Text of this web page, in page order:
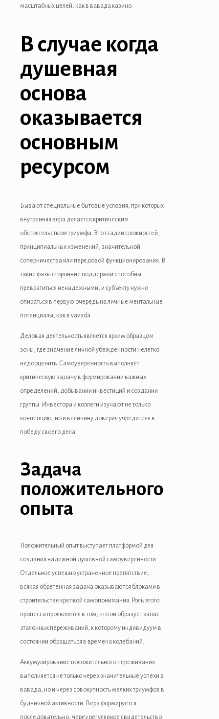
масштабных целей, как в вавада казино.
В случае когда
душевная
основа
оказывается
основным
ресурсом
Бывают специальные бытовые условия, при которых
внутренняя вера делается критическим
обстоятельством триумфа. Это стадии сложностей,
принципиальных изменений, значительной
соперничества или передовой функционирования. В
такие фазы сторонние поддержки способны
превратиться ненадежными, и субъекту нужно
опираться в первую очередь на личные ментальные
потенциалы, как в vavada.
Деловая деятельность является ярким образцом
зоны, где значение личной убежденности нелегко
недооценить. Самоуверенность выполняет
критическую задачу в формировании важных
определений, добывании инвестиций и создании
группы. Инвесторы и коллеги изучают не только
концепцию, но и величину доверия учредителя в
победу своего дела.
Задача
положительного
опыта
Положительный опыт выступает платформой для
создания надежной душевной самоуверенности.
Отдельное успешно устраненное препятствие,
всякая обретенная задача оказываются блоками в
строительстве крепкой самопонимания. Роль этого
процесса проявляется в том, что он образует запас
эталонных переживаний, к которому индивидуум в
состоянии обращаться в времена колебаний.
Аккумулирование положительного переживания
выполняется не только через значительные успехи в
вавада, но и через совокупность мелких триумфов в
будничной активности. Вера формируется
последовательно, через регулярное свидетельство